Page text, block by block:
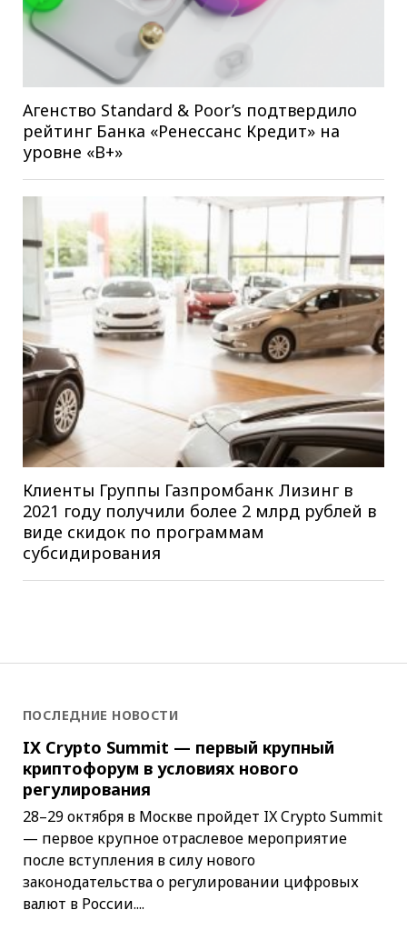
ПОСЛЕДНИЕ НОВОСТИ
IX Crypto Summit — первый крупный
криптофорум в условиях нового
регулирования
28–29 октября в Москве пройдет IX Crypto Summit
— первое крупное отраслевое мероприятие
после вступления в силу нового
законодательства о регулировании цифровых
валют в России....
Агенство Standard & Poor’s подтвердило
рейтинг Банка «Ренессанс Кредит» на
уровне «B+»
Клиенты Группы Газпромбанк Лизинг в
2021 году получили более 2 млрд рублей в
виде скидок по программам
субсидирования